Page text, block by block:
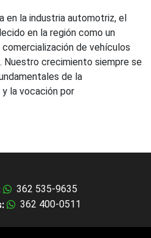
en la industria automotriz, el
en la región como un
de vehículos
Nuestro crecimiento siempre se
de la
la vocación por
362 535-9635
362 400-0511